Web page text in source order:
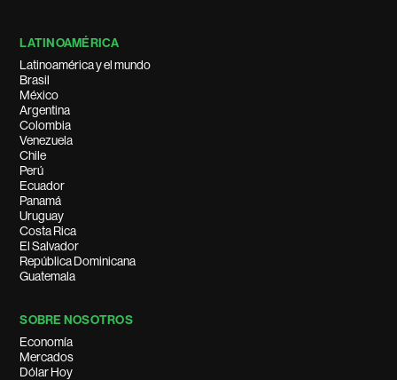
LATINOAMÉRICA
Latinoamérica y el mundo
Brasil
México
Argentina
Colombia
Venezuela
Chile
Perú
Ecuador
Panamá
Uruguay
Costa Rica
El Salvador
República Dominicana
Guatemala
SOBRE NOSOTROS
Economía
Mercados
Dólar Hoy